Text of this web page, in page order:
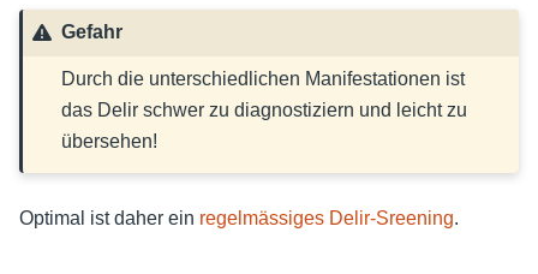
Gefahr
Durch die unterschiedlichen Manifestationen ist
das Delir schwer zu diagnostiziern und leicht zu
übersehen!
Optimal ist daher ein regelmässiges Delir-Sreening.